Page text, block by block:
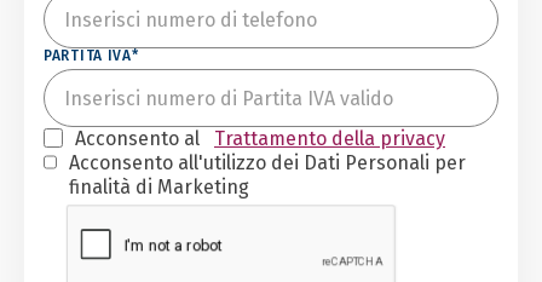
PARTITA IVA*
Acconsento al
Trattamento della privacy
Acconsento all'utilizzo dei Dati Personali per
finalità di Marketing